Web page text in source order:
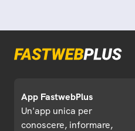
App FastwebPlus
Un'app unica per
conoscere, informare,